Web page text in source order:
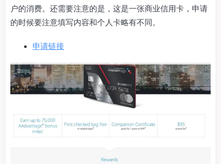
户的消费。还需要注意的是，这是一张商业信用卡，申请
的时候要注意填写内容和个人卡略有不同。
申请链接